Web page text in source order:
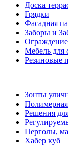
Доска
Грядки
Фасадная
Заборы и
Мебель для
Резиновые
Зонты
Полимерная
Решения
Перголы,
Хабер куб